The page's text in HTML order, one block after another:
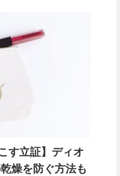
す立証】ディオ
燥を防ぐ方法も